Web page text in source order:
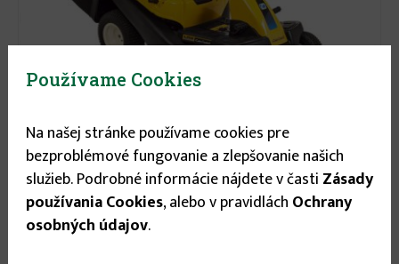
2 699.00 €
Záhradný rider CUB CADET LR2 NR76
Akciová cena v predajni:
Používame Cookies
Na našej stránke používame cookies pre
bezproblémové fungovanie a zlepšovanie našich
služieb. Podrobné informácie nájdete v časti Zásady
používania Cookies, alebo v pravidlách Ochrany
osobných údajov.